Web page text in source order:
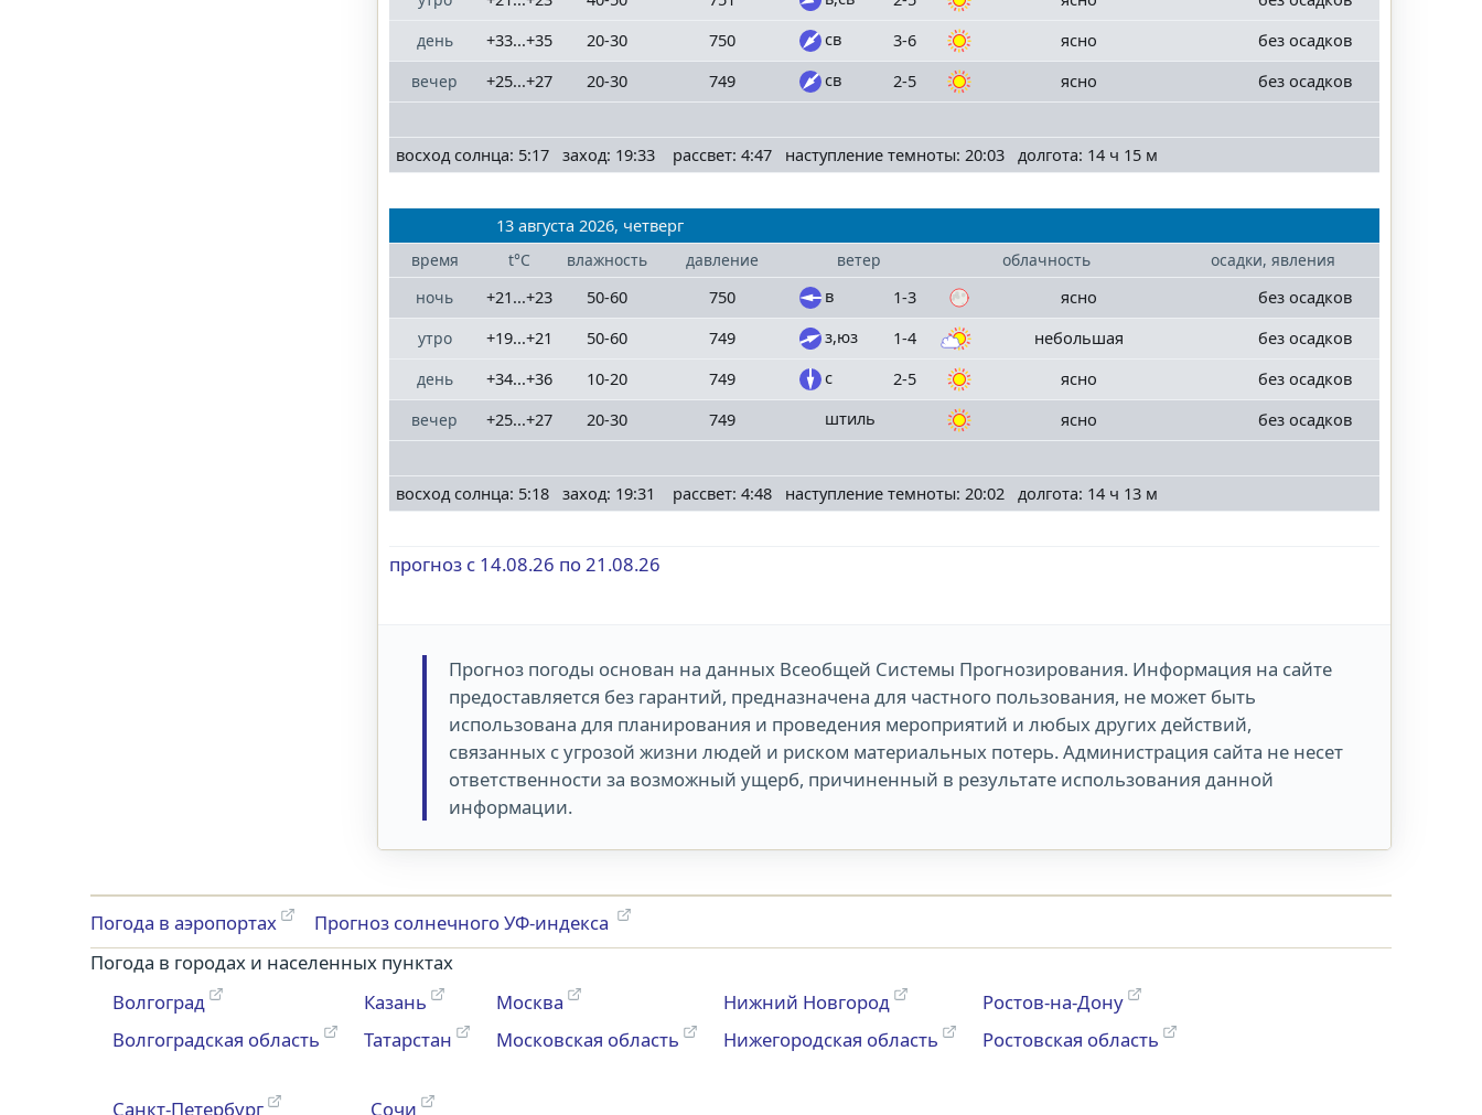
день +33...+35 20-30 750 св 3-6 ясно без осадков
вечер +25...+27 20-30 749 св 2-5 ясно без осадков
восход солнца: 5:17 заход: 19:33 рассвет: 4:47 наступление темноты: 20:03 долгота: 14 ч 15 м
13 августа 2026, четверг
время t°C влажность давление ветер облачность
осадки, явления
ночь
+21...+23 50-60 750 в 1-3 ясно без осадков
утро +19...+21 50-60 749 з,юз 1-4 небольшая без осадков
день +34...+36 10-20 749 с 2-5 ясно без осадков
вечер +25...+27 20-30 749 штиль ясно без осадков
восход солнца: 5:18 заход: 19:31 рассвет: 4:48 наступление темноты: 20:02 долгота: 14 ч 13 м
прогноз с 14.08.26 по 21.08.26
Прогноз погоды основан на данных Всеобщей Системы Прогнозирования. Информация на сайте
предоставляется без гарантий, предназначена для частного пользования, не может быть
использована для планирования и проведения мероприятий и любых других действий,
связанных с угрозой жизни людей и риском материальных потерь. Администрация сайта не несет
ответственности за возможный ущерб, причиненный в результате использования данной
информации.
Погода в аэропортах
Прогноз солнечного УФ-индекса
Погода в городах и населенных пунктах
Волгоград
Волгоградская область
Казань
Татарстан
Москва
Московская область
Нижний Новгород
Нижегородская область
Ростов-на-Дону
Ростовская область
Санкт-Петербург Сочи